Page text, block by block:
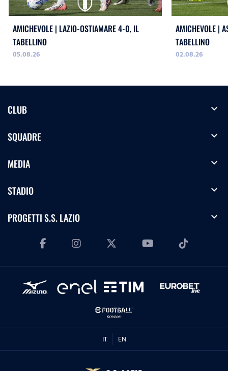
AMICHEVOLE | LAZIO-OSTIAMARE 4-0, IL
TABELLINO
05.08.26
AMICHEVOLE |
TABELLINO
02.08.26
CLUB expand_more
SQUADRE expand_more
MEDIA expand_more
STADIO expand_more
PROGETTI S.S. LAZIO expand_more
IT EN